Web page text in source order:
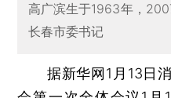
高广滨生于1963年，
长春市委书记
据新华网1月13日消